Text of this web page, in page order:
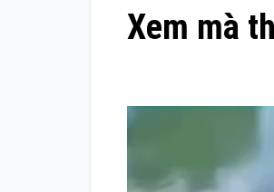
Xem mà